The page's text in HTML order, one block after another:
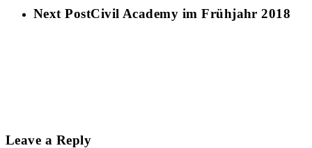
Next PostCivil Academy im Frühjahr 2018
Leave a Reply